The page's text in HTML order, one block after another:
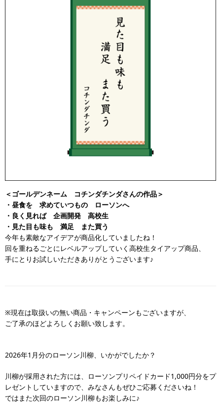
＜ゴールデンネーム コチンダチンダさんの作品＞
・昼食を 求めていつもの ローソンへ
・良く見れば 企画開発 高校生
・見た目も味も 満足 また買う
今年も素敵なアイデアが商品化していましたね！
回を重ねるごとにレベルアップしていく高校生タイアップ商品、
手にとりお試しいただきありがとうございます♪
※現在は取扱いの無い商品・キャンペーンもございますが、
ご了承のほどよろしくお願い致します。
2026年1月分のローソン川柳、いかがでしたか？
川柳が採用された方には、ローソンプリペイドカード1,000円分をプ
レゼントしていますので、みなさんもぜひご応募くださいね！
ではまた次回のローソン川柳もお楽しみに♪